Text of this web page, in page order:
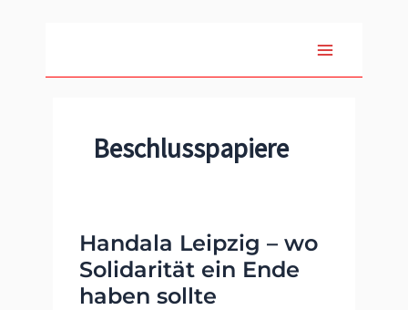
springen
Beschlusspapiere
Handala Leipzig – wo
Solidarität ein Ende
haben sollte